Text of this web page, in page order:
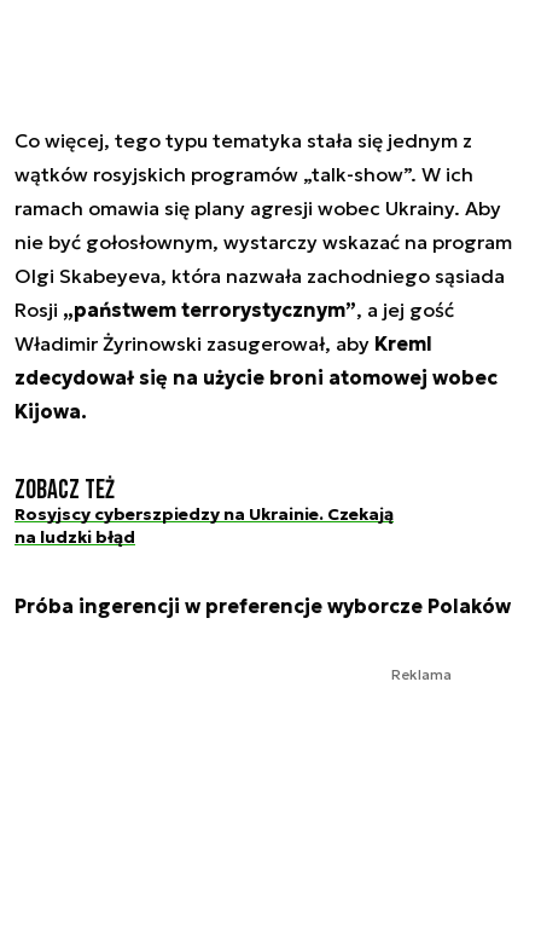
Co więcej, tego typu tematyka stała się jednym z
wątków rosyjskich programów „talk-show”. W ich
ramach omawia się plany agresji wobec Ukrainy. Aby
nie być gołosłownym, wystarczy wskazać na program
Olgi Skabeyeva, która nazwała zachodniego sąsiada
Rosji „państwem terrorystycznym”, a jej gość
Władimir Żyrinowski zasugerował, aby Kreml
zdecydował się na użycie broni atomowej wobec
Kijowa.
Zobacz też
Rosyjscy cyberszpiedzy na Ukrainie. Czekają
na ludzki błąd
Próba ingerencji w preferencje wyborcze Polaków
Reklama